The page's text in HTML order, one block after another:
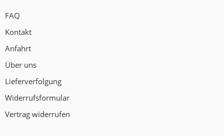
FAQ
Kontakt
Anfahrt
Über uns
Lieferverfolgung
Widerrufsformular
Vertrag widerrufen